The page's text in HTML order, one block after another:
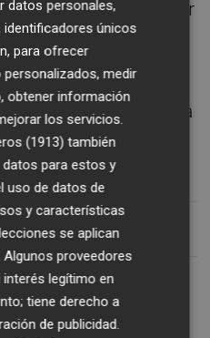
Dalton tras liderar
barcelonesa.
sur para contaros
de Leandro
velero que terminó la
nos trae la
datos personales,
identificadores únicos
para ofrecer
medir
obtener información
los servicios.
(1913) también
para estos y
uso de datos de
y características
se aplican
proveedores
interés legítimo en
tiene derecho a
de publicidad.